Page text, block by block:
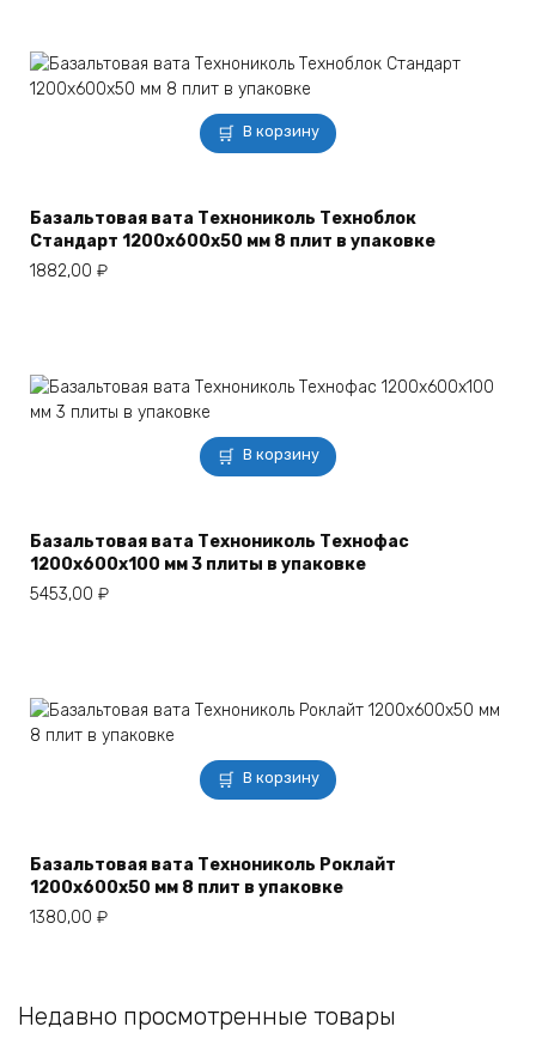
В корзину
Базальтовая вата Технониколь Техноблок
Стандарт 1200х600х50 мм 8 плит в упаковке
1882,00 ₽
В корзину
Базальтовая вата Технониколь Технофас
1200х600х100 мм 3 плиты в упаковке
5453,00 ₽
В корзину
Базальтовая вата Технониколь Роклайт
1200х600х50 мм 8 плит в упаковке
1380,00 ₽
Недавно просмотренные товары